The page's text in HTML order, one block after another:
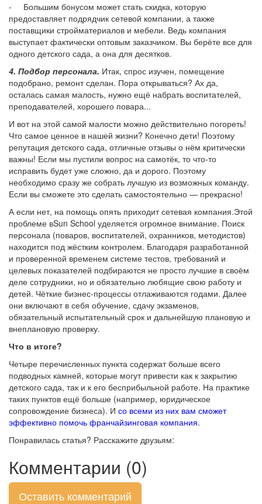
- Большим бонусом может стать скидка, которую
предоставляет подрядчик сетевой компании, а также
поставщики стройматериалов и мебели. Ведь компания
выступает фактически оптовым заказчиком. Вы берёте все для
одного детского сада, а она для десятков.
4. Подбор персонала. Итак, спрос изучен, помещение
подобрано, ремонт сделан. Пора открываться? Ах да,
осталась самая малость, нужно ещё набрать воспитателей,
преподавателей, хорошего повара...
И вот на этой самой малости можно действительно погореть!
Что самое ценное в нашей жизни? Конечно дети! Поэтому
репутация детского сада, отличные отзывы о нём критически
важны! Если мы пустили вопрос на самотёк, то что-то
исправить будет уже сложно, да и дорого. Поэтому
необходимо сразу же собрать лучшую из возможных команду.
Если вы сможете это сделать самостоятельно — прекрасно!
А если нет, на помощь опять приходит сетевая компания.Этой
проблеме вSun School уделяется огромное внимание. Поиск
персонала (поваров, воспитателей, охранников, методистов)
находится под жёстким контролем. Благодаря разработанной
и проверенной временем системе тестов, требований и
целевых показателей подбираются не просто лучшие в своём
деле сотрудники, но и обязательно любящие свою работу и
детей. Чёткие бизнес-процессы отлаживаются годами. Далее
они включают в себя обучение, сдачу экзаменов,
обязательный испытательный срок и дальнейшую плановую и
внеплановую проверку.
Что в итоге?
Четыре перечисленных пункта содержат больше всего
подводных камней, которые могут привести как к закрытию
детского сада, так и к его бесприбыльной работе. На практике
таких пунктов ещё больше (например, юридическое
сопровождение бизнеса). И со всеми из них вам сможет
эффективно помочь франчайзинговая компания.
Понравилась статья? Расскажите друзьям:
Комментарии (0)
Оставить комментарий